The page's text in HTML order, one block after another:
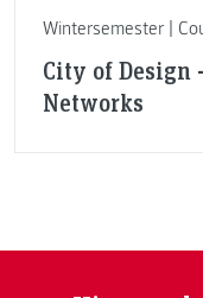
Wintersemester |
City of Design
Networks